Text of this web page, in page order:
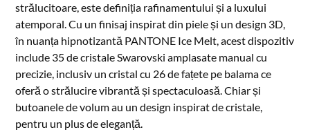
strălucitoare, este definiția rafinamentului și a luxului
atemporal. Cu un finisaj inspirat din piele și un design 3D,
în nuanța hipnotizantă PANTONE Ice Melt, acest dispozitiv
include 35 de cristale Swarovski amplasate manual cu
precizie, inclusiv un cristal cu 26 de fațete pe balama ce
oferă o strălucire vibrantă și spectaculoasă. Chiar și
butoanele de volum au un design inspirat de cristale,
pentru un plus de eleganță.